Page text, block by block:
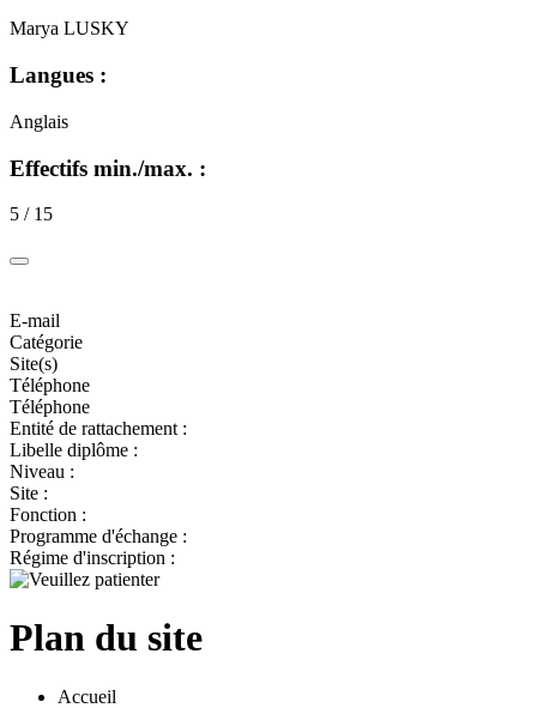
Marya LUSKY
Langues :
Anglais
Effectifs min./max. :
5 / 15
E-mail
Catégorie
Site(s)
Téléphone
Téléphone
Entité de rattachement :
Libelle diplôme :
Niveau :
Site :
Fonction :
Programme d'échange :
Régime d'inscription :
Plan du site
Accueil